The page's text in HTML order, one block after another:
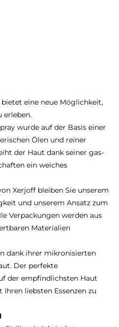
eine neue Möglichkeit,
erleben.
wurde auf der Basis einer
Ölen und reiner
der Haut dank seiner gas-
ein weiches
Xerjoff bleiben Sie unserem
und unserem Ansatz zum
Verpackungen werden aus
Materialien
dank ihrer mikronisierten
Der perfekte
der empfindlichsten Haut
liebsten Essenzen zu